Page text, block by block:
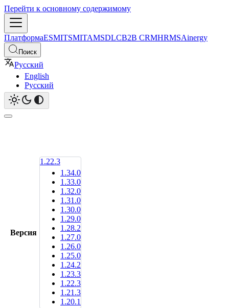
Перейти к основному содержимому
ПлатформаESMITSMITAMSDLCB2B CRMHRMSAinergy
Поиск
Русский
English
Русский
Версия
1.22.3
1.34.0
1.33.0
1.32.0
1.31.0
1.30.0
1.29.0
1.28.2
1.27.0
1.26.0
1.25.0
1.24.2
1.23.3
1.22.3
1.21.3
1.20.1